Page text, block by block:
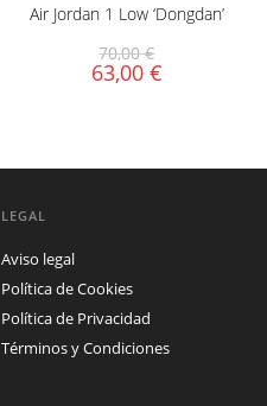
Air Jordan 1 Low ‘Dongdan’
70,00€
63,00 €
LEGAL
Aviso legal
Política de Cookies
Política de Privacidad
Términos y Condiciones